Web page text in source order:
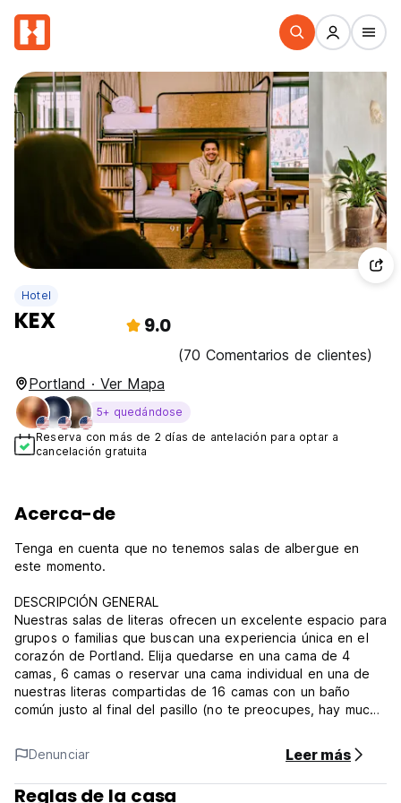
Hotel
KEX 9.0
(70 Comentarios de clientes)
Portland · Ver Mapa
5+ quedándose
Reserva con más de 2 días de antelación para optar a
cancelación gratuita
Acerca-de
Tenga en cuenta que no tenemos salas de albergue en
este momento.
DESCRIPCIÓN GENERAL
Nuestras salas de literas ofrecen un excelente espacio para
grupos o familias que buscan una experiencia única en el
corazón de Portland. Elija quedarse en una cama de 4
camas, 6 camas o reservar una cama individual en una de
nuestras literas compartidas de 16 camas con un baño
común justo al final del pasillo (no te preocupes, hay mucho
UBICACIÓN
Estamos a solo 10 millas del aeropuerto PDX y fácilmente
accesible a través del transporte público. Encontrará Kex
Denunciar Leer más
Reglas de la casa